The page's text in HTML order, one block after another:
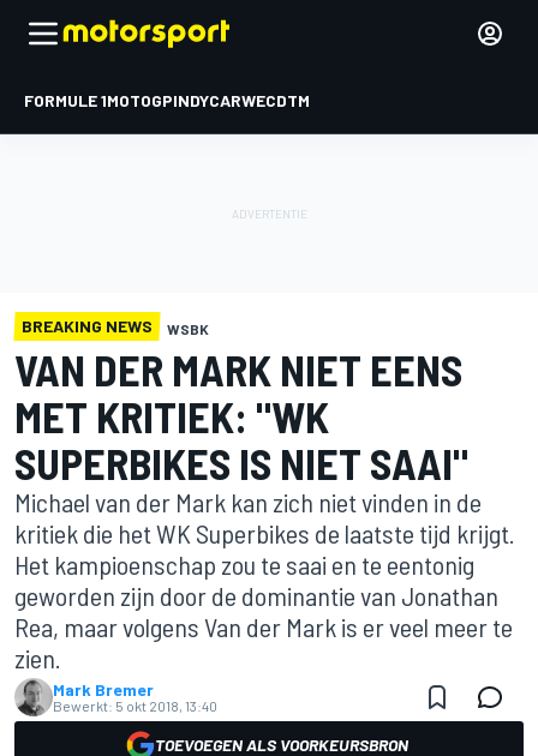
FORMULE 1MOTOGPINDYCARWECDTM
BREAKING NEWS WSBK
VAN DER MARK NIET EENS
MET KRITIEK: "WK
SUPERBIKES IS NIET SAAI"
Michael van der Mark kan zich niet vinden in de
kritiek die het WK Superbikes de laatste tijd krijgt.
Het kampioenschap zou te saai en te eentonig
geworden zijn door de dominantie van Jonathan
Rea, maar volgens Van der Mark is er veel meer te
zien.
Mark Bremer
Bewerkt: 5 okt 2018, 13:40
TOEVOEGEN ALS VOORKEURSBRON